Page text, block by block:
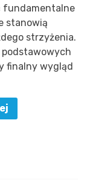
fundamentalne
stanowią
strzyżenia.
podstawowych
finalny wygląd